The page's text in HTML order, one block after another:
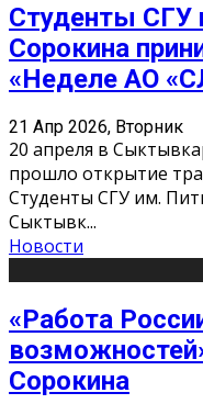
Студенты СГУ
Сорокина
«Неделе АО
21 Апр 2026, Вторник
20 апреля в
прошло открытие
Студенты СГУ им.
Сыктывк...
Новости
«Работа
Сорокина